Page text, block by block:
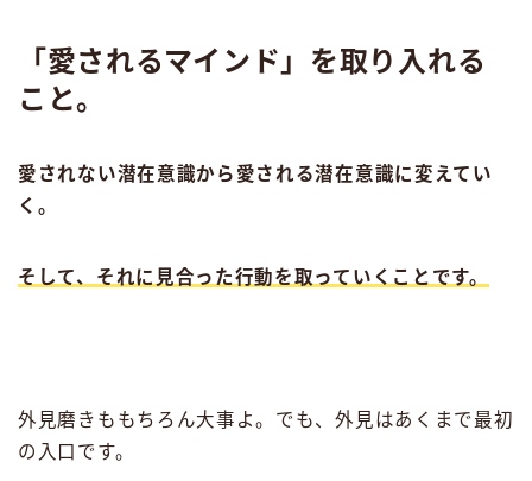
「愛されるマインド」を取り入れる
こと。
愛されない潜在意識から愛される潜在意識に変えてい
く。
そして、それに見合った行動を取っていくことです。
外見磨きももちろん大事よ。でも、外見はあくまで最初
の入口です。